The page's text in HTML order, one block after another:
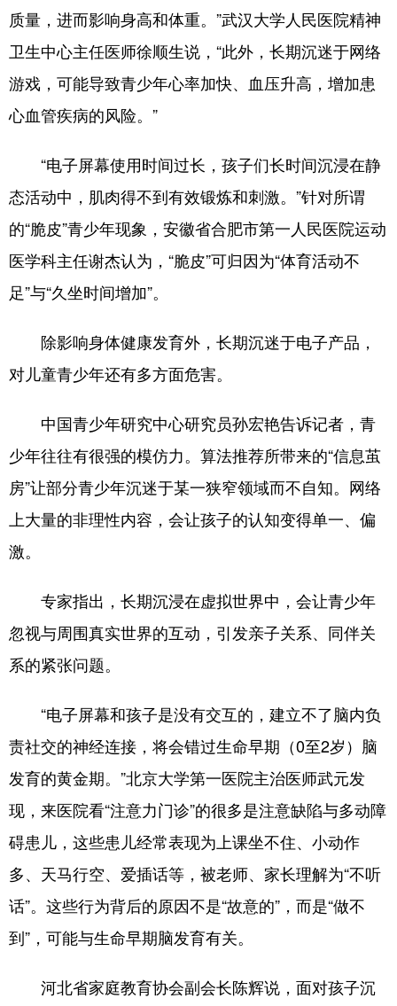
质量，进而影响身高和体重。”武汉大学人民医院精神
卫生中心主任医师徐顺生说，“此外，长期沉迷于网络
游戏，可能导致青少年心率加快、血压升高，增加患
心血管疾病的风险。”
“电子屏幕使用时间过长，孩子们长时间沉浸在静
态活动中，肌肉得不到有效锻炼和刺激。”针对所谓
的“脆皮”青少年现象，安徽省合肥市第一人民医院运动
医学科主任谢杰认为，“脆皮”可归因为“体育活动不
足”与“久坐时间增加”。
除影响身体健康发育外，长期沉迷于电子产品，
对儿童青少年还有多方面危害。
中国青少年研究中心研究员孙宏艳告诉记者，青
少年往往有很强的模仿力。算法推荐所带来的“信息茧
房”让部分青少年沉迷于某一狭窄领域而不自知。网络
上大量的非理性内容，会让孩子的认知变得单一、偏
激。
专家指出，长期沉浸在虚拟世界中，会让青少年
忽视与周围真实世界的互动，引发亲子关系、同伴关
系的紧张问题。
“电子屏幕和孩子是没有交互的，建立不了脑内负
责社交的神经连接，将会错过生命早期（0至2岁）脑
发育的黄金期。”北京大学第一医院主治医师武元发
现，来医院看“注意力门诊”的很多是注意缺陷与多动障
碍患儿，这些患儿经常表现为上课坐不住、小动作
多、天马行空、爱插话等，被老师、家长理解为“不听
话”。这些行为背后的原因不是“故意的”，而是“做不
到”，可能与生命早期脑发育有关。
河北省家庭教育协会副会长陈辉说，面对孩子沉